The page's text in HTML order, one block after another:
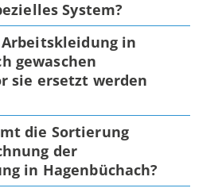
System?
in
gewaschen
sie ersetzt werden
die Sortierung
der
in Hagenbüchach?